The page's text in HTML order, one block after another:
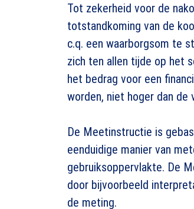
Tot zekerheid voor de
totstandkoming van de
c.q. een waarborgsom te
zich ten allen tijde op het
het bedrag voor een
worden, niet hoger dan de
De Meetinstructie is
eenduidige manier van
gebruiksoppervlakte. De
door bijvoorbeeld
de meting.